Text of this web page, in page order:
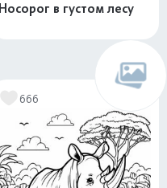
Носорог в густом лесу
666